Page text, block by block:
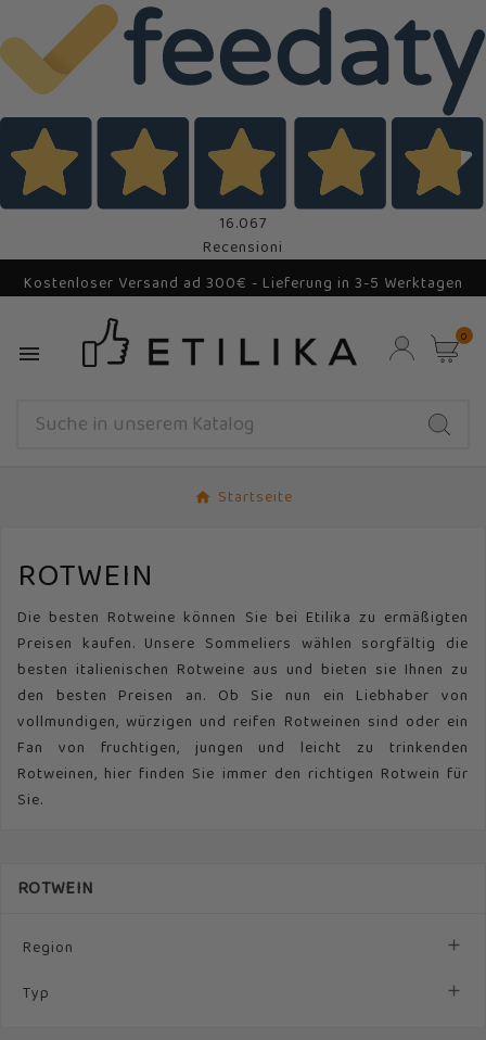
16.067
Recensioni
Kostenloser Versand ad 300€ - Lieferung in 3-5 Werktagen

0
Startseite
ROTWEIN
Die besten Rotweine können Sie bei Etilika zu ermäßigten
Preisen kaufen. Unsere Sommeliers wählen sorgfältig die
besten italienischen Rotweine aus und bieten sie Ihnen zu
den besten Preisen an. Ob Sie nun ein Liebhaber von
vollmundigen, würzigen und reifen Rotweinen sind oder ein
Fan von fruchtigen, jungen und leicht zu trinkenden
Rotweinen, hier finden Sie immer den richtigen Rotwein für
Sie.
ROTWEIN
Region 
Typ 